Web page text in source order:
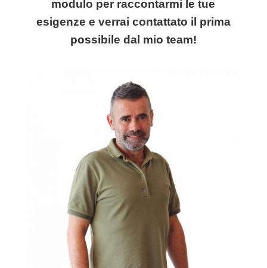
modulo per raccontarmi le tue
esigenze e verrai contattato il prima
possibile dal mio team!